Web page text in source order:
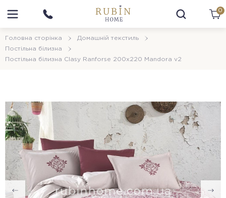
0
Головна сторінка
Домашній текстиль
Постільна білизна
Постільна білизна Clasy Ranforse 200х220 Mandora v2